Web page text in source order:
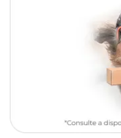
de zinco, sulfato ferroso,
proteinato de zinco,
proteinato de cobre,
de sódio), corantes (óxido
Eventuais substitutivos:
Umidade (máx)